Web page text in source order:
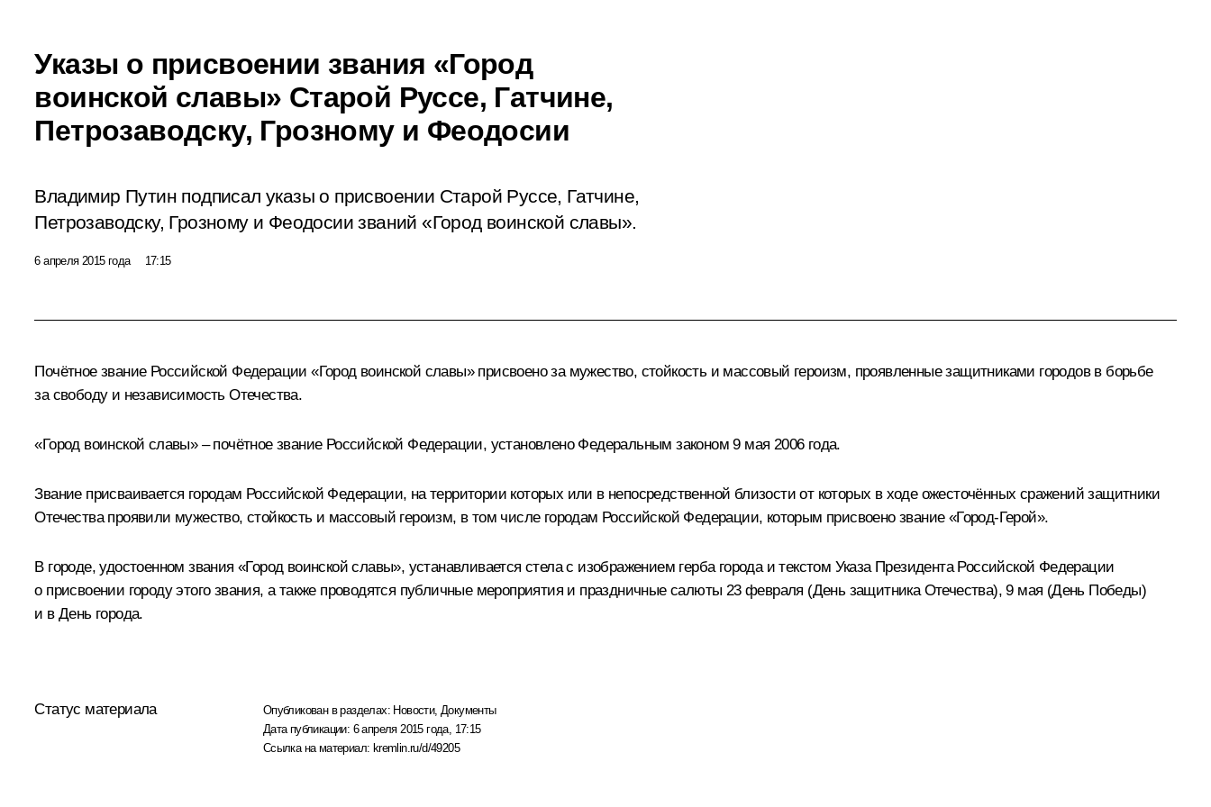
Указы о присвоении звания «Город
воинской славы» Старой Руссе, Гатчине,
Петрозаводску, Грозному и Феодосии
Владимир Путин подписал указы о присвоении Старой Руссе, Гатчине,
Петрозаводску, Грозному и Феодосии званий «Город воинской славы».
6 апреля 2015 года 17:15
Почётное звание Российской Федерации «Город воинской славы» присвоено за мужество, стойкость и массовый героизм, проявленные защитниками городов в борьбе
за свободу и независимость Отечества.
«Город воинской славы» – почётное звание Российской Федерации, установлено Федеральным законом 9 мая 2006 года.
Звание присваивается городам Российской Федерации, на территории которых или в непосредственной близости от которых в ходе ожесточённых сражений защитники
Отечества проявили мужество, стойкость и массовый героизм, в том числе городам Российской Федерации, которым присвоено звание «Город-Герой».
В городе, удостоенном звания «Город воинской славы», устанавливается стела с изображением герба города и текстом Указа Президента Российской Федерации
о присвоении городу этого звания, а также проводятся публичные мероприятия и праздничные салюты 23 февраля (День защитника Отечества), 9 мая (День Победы)
и в День города.
Статус материала Опубликован в разделах: Новости, Документы
Дата публикации: 6 апреля 2015 года, 17:15
Ссылка на материал: kremlin.ru/d/49205